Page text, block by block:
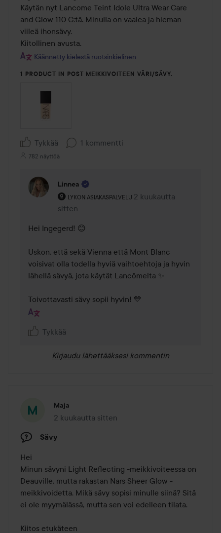
Käytän nyt Lancome Teint Idole Ultra Wear Care
and Glow 110 C:tä. Minulla on vaalea ja hieman
viileä ihonsävy.
Kiitollinen avusta.
Käännetty kielestä ruotsinkielinen
1 PRODUCT IN POST MEIKKIVOITEEN VÄRI/SÄVY.
Tykkää 1 kommentti
782 näyttöä
Linnea
LYKON ASIAKASPALVELU
Käyttäjän rooli: Lykon asiakaspalvelu .
2 kuukautta
sitten
Kommentti lisättiin 2
Hei Ingegerd! 😊
Uskon, että sekä Vienna että Mont Blanc
voisivat olla todella hyviä vaihtoehtoja ja hyvin
lähellä sävyä, jota käytät Lancômelta ✨
Toivottavasti sävy sopii hyvin! 💛
Tykkää
Kirjaudu lähettääksesi kommentin
Maja
2 kuukautta sitten
Viesti luotiin 2 kuukautta sitten
Sävy
Hei
Minun sävyni Light Reflecting -meikkivoiteessa on
Deauville, mutta rakastan Nars Sheer Glow -
meikkivoidetta. Mikä sävy sopisi minulle siinä? Sitä
ei ole myymälässä, mutta sen voi edelleen tilata.
Kiitos etukäteen